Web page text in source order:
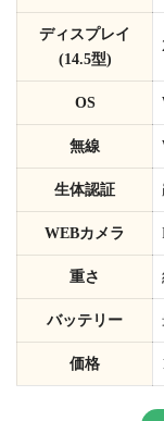
ディスプレイ
(14.5型)
OS
無線
生体認証
WEBカメラ
重さ
バッテリー
価格